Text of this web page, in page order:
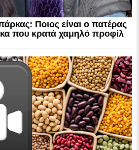
Ποιος είναι ο πατέρας
που κρατά χαμηλό προφίλ